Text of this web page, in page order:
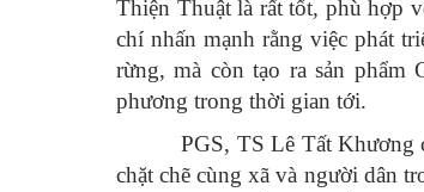
Thiện Thuật là rất tốt, phù hợp
chí nhấn mạnh rằng việc phát
rừng, mà còn tạo ra sản phẩm
phương trong thời gian tới.
PGS, TS Lê Tất Khương
chặt chẽ cùng xã và người dân